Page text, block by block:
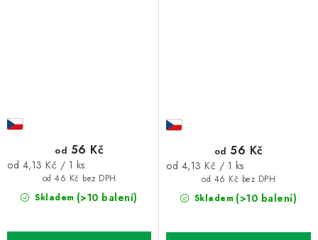
Skladem (>10 balení)
od 46 Kč bez DPH
od 56 Kč
Měrná
od 4,13 Kč / 1 ks
Skladem (>10 balení)
od 46 Kč bez DPH
od 56 Kč
Měrná
od 4,13 Kč / 1 ks